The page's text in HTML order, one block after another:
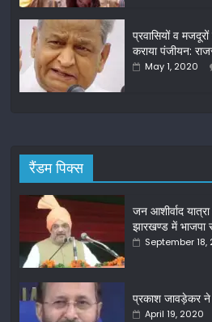
प्रवासियों व
कराया पंजीयन:
May 1, 2020
रैंडम पिक्स
जन आशीर्वाद
झारखण्ड में भाजपा
September 18,
प्रकाश जावड़ेकर ने
April 19, 2020